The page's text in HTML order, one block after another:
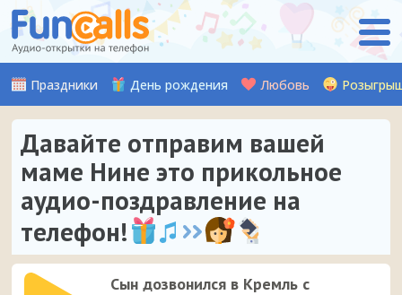
Праздники День рождения Любовь
Давайте отправим вашей
маме Нине это прикольное
аудио-поздравление на
телефон!
Сын дозвонился в Кремль с